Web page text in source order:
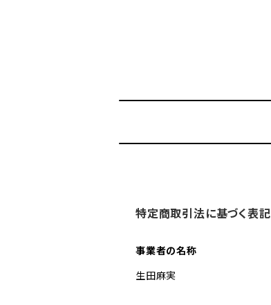
特定商取引法に基づく表記
事業者の名称
生田麻実